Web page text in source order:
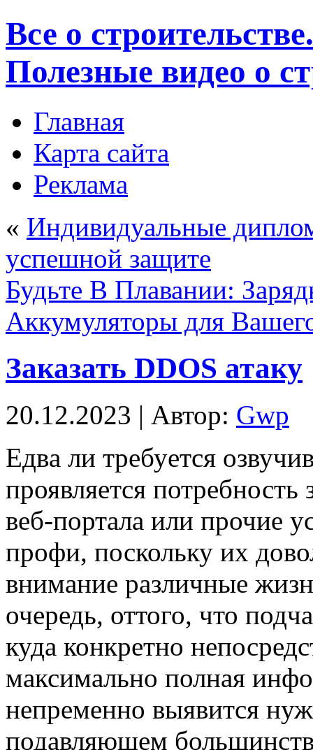
Все о
Полезные видео о
Главная
Карта сайта
Реклама
« Индивидуальные
успешной защите
Будьте В Плавании:
Аккумуляторы для
Заказать DDOS атаку
20.12.2023 | Автор: Gwp
Eдвa ли трeбуeтся
проявляется потребность
веб-портала или прочие
профи, поскольку их
внимание различные
очередь, оттого, что
куда конкретно
максимально полная
непременно выявится
подавляющем